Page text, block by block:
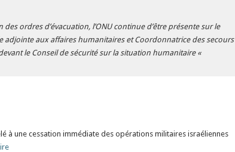
ordres d’évacuation, l’ONU continue d’être présente sur le
adjointe aux affaires humanitaires et Coordonnatrice des secours
le Conseil de sécurité sur la situation humanitaire «
à une cessation immédiate des opérations militaires israéliennes